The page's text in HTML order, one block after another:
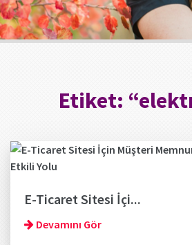
Etiket:
E-Ticaret Sitesi İçi...
Devamını Gör